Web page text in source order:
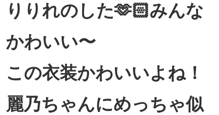
りりれのした🫶🏻みんな
かわいい〜
この衣装かわいいよね！
麗乃ちゃんにめっちゃ似